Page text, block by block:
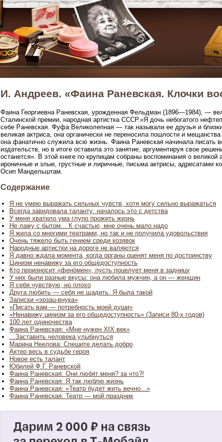
И. Андреев. «Фаина Раневская. Клочки
Фаина Георгиевна Раневская, урожденная Фельдман (1896—1984), —
Сталинской премии, народная артистка СССР.«Я дочь небогатого
себе Раневская. Фуфа Великолепная — так называли ее друзья и
великая актриса, она органически не переносила пошлости и
она фанатично служила всю жизнь. Фаина Раневская начинала писать
издательств, но в итоге оставила это занятие, аргументируя свое
останется». В этой книге по крупицам собраны воспоминания о
ироничные и злые, грустные и лиричные, письма актрисы, адресатами
Осип Мандельштам.
Содержание
Я не умею выражать сильных чувств, хотя могу сильно выражаться
Всегда завидовала таланту: началось это с детства
У меня хватило ума глупо прожить жизнь
Не лажу с бытом... К счастью, мне очень мало надо
Я жила со многими театрами, но так и не получила удовольствия
Очень тяжело быть гением среди козявок
Народные артистки на дороге не валяются
Я давно ждала момента, когда органы оценят меня по достоинству
Цинизм ненавижу за его общедоступность
Кто произносит «фено́мен», пусть поцелует меня в задницу
У них были разные вкусы: она любила мужчин, а он — женщин
Я себя чувствую, но плохо
Друга любить — себя не щадить. Я была такой
Записки «эрзац-внука»
«Писать вам — потребность моей души»
«Ненавижу цинизм за его общедоступность» (Записи 80-х годов)
100 лет одиночества
Фаина Раневская: «Мне нужен XIX век»
...Заставить человека улыбнуться
Марина Неелова: Спешите делать добро
Актер весь в судьбе героя
Новое есть талант
Юбилей Ф.Г. Раневской
Фаина Раневская: Они любят меня? за что?!
Фаина Раневская: Я так люблю жизнь
Фаина Раневская: «Театр будет жить вечно...»
Фаина Раневская: Театр — мой праздник